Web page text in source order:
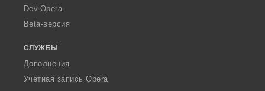
a
Dev.Opera
Beta-версия
СЛУЖБЫ
Дополнения
Учетная запись Opera